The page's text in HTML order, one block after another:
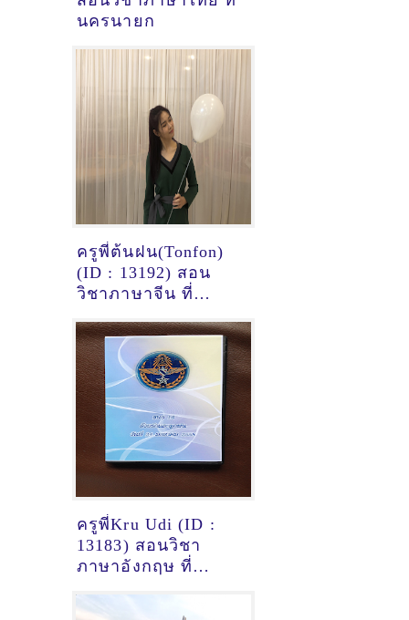
นครนายก
ครูพี่ต้นฝน(Tonfon)
(ID : 13192) สอน
วิชาภาษาจีน ที่
ครูพี่Kru Udi (ID :
13183) สอนวิชา
ภาษาอังกฤษ ที่